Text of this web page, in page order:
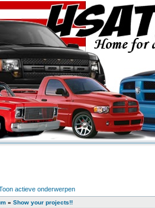
actieve onderwerpen
» Show your projects!!